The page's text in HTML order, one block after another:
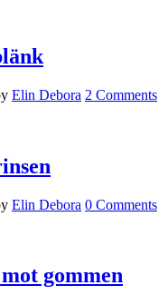
Elin Debora 2 Comments
Elin Debora 0 Comments
gommen